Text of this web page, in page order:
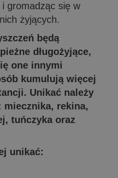
gromadząc się w
żyjących.
będą
długożyjące,
one innymi
kumulują więcej
Unikać należy
miecznika, rekina,
tuńczyka oraz
unikać: